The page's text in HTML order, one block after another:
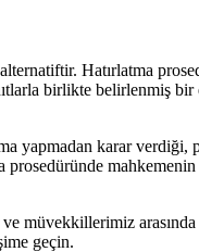
Hatırlatma
birlikte belirlenmiş
yapmadan karar
prosedüründe
müvekkillerimiz
geçin.